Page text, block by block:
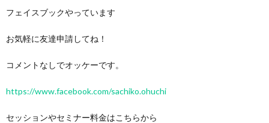
フェイスブックやっています
お気軽に友達申請してね！
コメントなしでオッケーです。
https://www.facebook.com/sachiko.ohuchi
セッションやセミナー料金はこちらから